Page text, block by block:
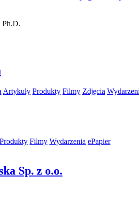
Ph.D.
Artykuły Produkty Filmy Zdjęcia
Produkty Filmy Wydarzenia ePapier
Sp. z o.o.